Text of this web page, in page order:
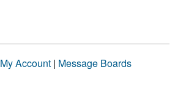
My Account | Message Boards